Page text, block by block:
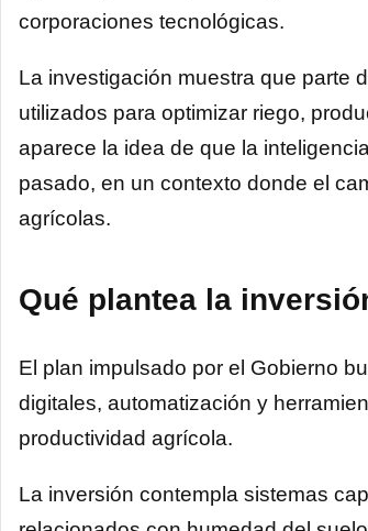
corporaciones tecnológicas.
La investigación muestra que parte
utilizados para optimizar riego,
aparece la idea de que la
pasado, en un contexto donde el
agrícolas.
Qué plantea la
El plan impulsado por el Gobierno
digitales, automatización y
productividad agrícola.
La inversión contempla sistemas